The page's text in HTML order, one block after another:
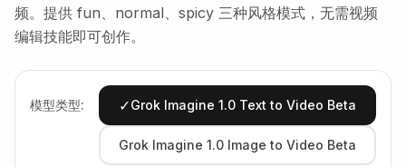
频。提供 fun、normal、spicy 三种风格模式，无需视频
编辑技能即可创作。
模型类型: ✓Grok Imagine 1.0 Text to Video Beta
Grok Imagine 1.0 Image to Video Beta